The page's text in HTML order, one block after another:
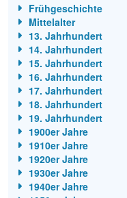
Frühgeschichte
Mittelalter
13. Jahrhundert
14. Jahrhundert
15. Jahrhundert
16. Jahrhundert
17. Jahrhundert
18. Jahrhundert
19. Jahrhundert
1900er Jahre
1910er Jahre
1920er Jahre
1930er Jahre
1940er Jahre